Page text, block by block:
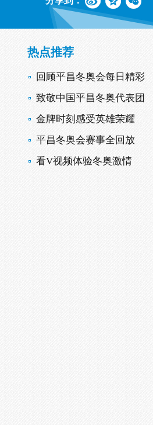
热点推荐
回顾平昌冬奥会每日精彩
致敬中国平昌冬奥代表团
金牌时刻感受英雄荣耀
平昌冬奥会赛事全回放
看V视频体验冬奥激情